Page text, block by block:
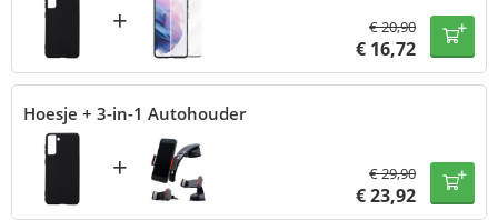
+ €20,90
€ 16,72
Hoesje + 3-in-1 Autohouder
+ €29,90
€23,92